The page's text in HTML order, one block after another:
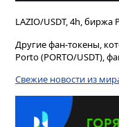
LAZIO/USDT, 4h, биржа
Другие фан-токены,
Porto (PORTO/USDT),
Свежие новости из